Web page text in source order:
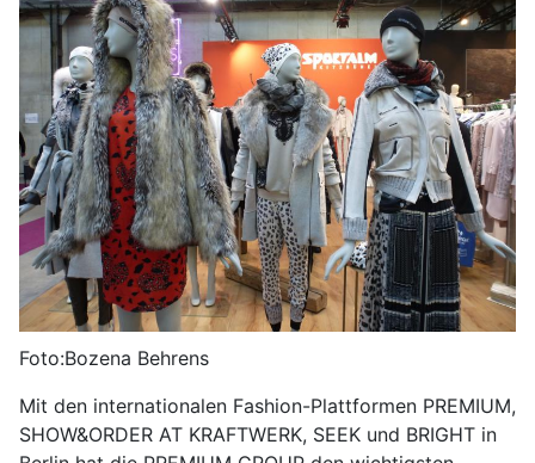
Foto:Bozena Behrens
Mit den internationalen Fashion-Plattformen PREMIUM,
SHOW&ORDER AT KRAFTWERK, SEEK und BRIGHT in